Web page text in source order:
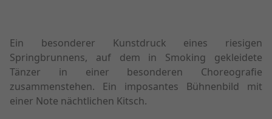
Ein besonderer Kunstdruck eines riesigen
Springbrunnens, auf dem in Smoking gekleidete
Tänzer in einer besonderen Choreografie
zusammenstehen. Ein imposantes Bühnenbild mit
einer Note nächtlichen Kitsch.